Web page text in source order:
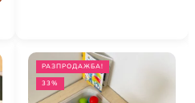
РАЗПРОДАЖБА!
33%